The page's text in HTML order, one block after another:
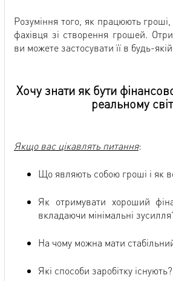
Розуміння того, як працюють
фахівця зі створення грошей.
ви можете застосувати її в будь-
Хочу знати як бути
реальному
Якщо вас цікавлять питання:
Що являють собою гроші і як
Як отримувати хороший
вкладаючи мінімальні
На чому можна мати
Які способи заробітку існують?